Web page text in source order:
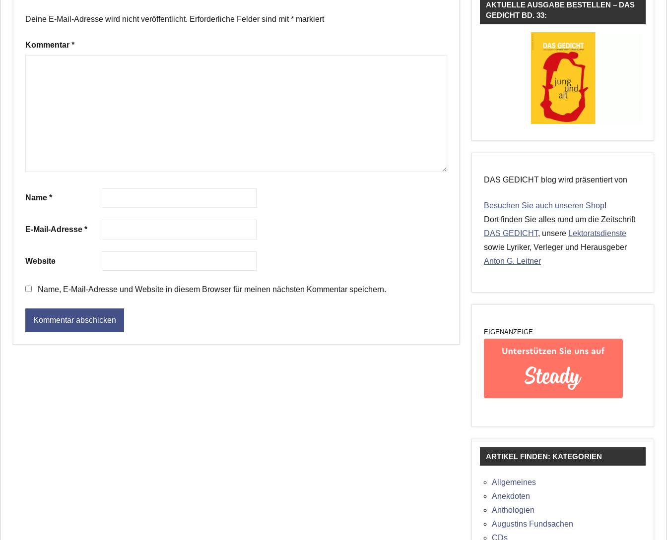
Deine E-Mail-Adresse wird nicht veröffentlicht. Erforderliche Felder sind mit* markiert
Kommentar *
Name *
E-Mail-Adresse *
Website
Name, E-Mail-Adresse und Website in diesem Browser für meinen nächsten Kommentar speichern.
AKTUELLE AUSGABE BESTELLEN – DAS
GEDICHT BD. 33:
DAS GEDICHT blog wird präsentiert von
Besuchen Sie auch unseren Shop!
Dort finden Sie alles rund um die Zeitschrift
DAS GEDICHT, unsere Lektoratsdienste
sowie Lyriker, Verleger und Herausgeber
Anton G. Leitner
EIGENANZEIGE
ARTIKEL FINDEN: KATEGORIEN
Allgemeines
Anekdoten
Anthologien
Augustins Fundsachen
CDs